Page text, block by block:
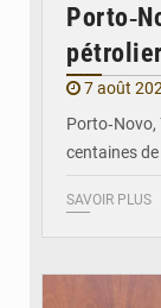
7 août
centaines
SAVOIR PLUS